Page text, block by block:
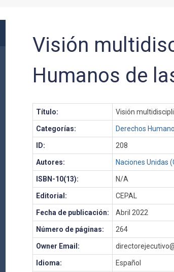
Visión
Humanos de
Título: Visión
Categorías: Derechos
ID: 208
Autores: Naciones Unidas
ISBN-10(13): N/A
Editorial: CEPAL
Fecha de publicación: Abril 2022
Número de páginas: 264
Owner Email:
Idioma: Español